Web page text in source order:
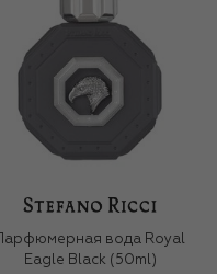
Парфюмерная вода Royal
Eagle Black (50ml)